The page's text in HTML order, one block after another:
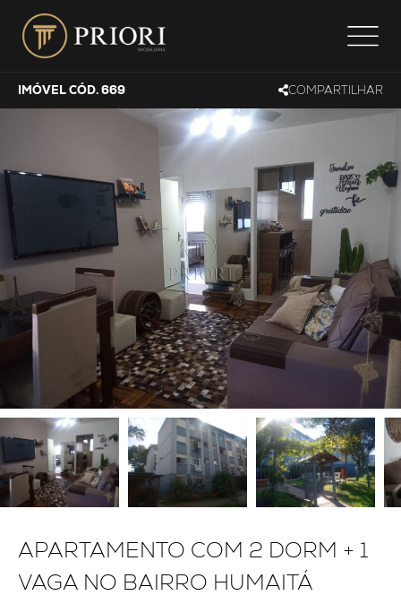
IMÓVEL CÓD. 669 COMPARTILHAR
APARTAMENTO COM 2 DORM + 1
VAGA NO BAIRRO HUMAITÁ